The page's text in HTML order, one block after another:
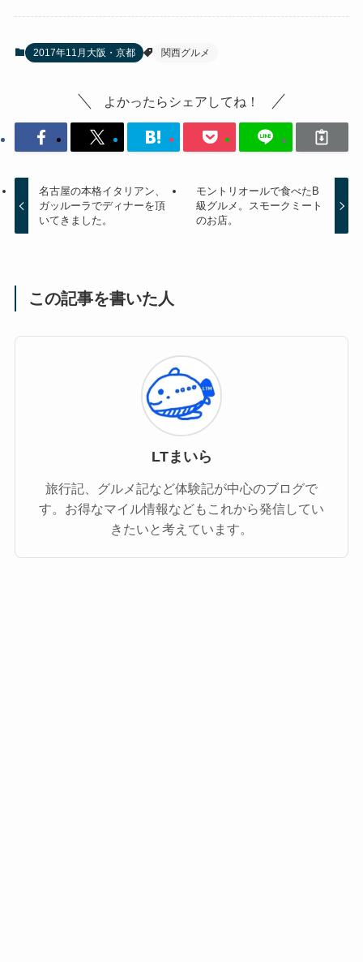
2017年11月大阪・京都 関西グルメ
よかったらシェアしてね！
名古屋の本格イタリアン、
ガッルーラでディナーを頂
いてきました。
モントリオールで食べたB
級グルメ。スモークミート
のお店。
この記事を書いた人
LTまいら
旅行記、グルメ記など体験記が中心のブログで
す。お得なマイル情報などもこれから発信してい
きたいと考えています。